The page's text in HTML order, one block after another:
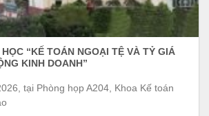
“KẾ TOÁN NGOẠI TỆ VÀ TỶ GIÁ
KINH DOANH”
tại Phòng họp A204, Khoa Kế toán